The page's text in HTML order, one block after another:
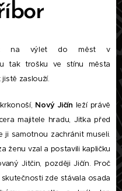
na výlet do měst v
tak trošku ve stínu města
zaslouží.
Nový Jičín leží právě
majitele hradu, Jitka před
ji samotnou zachránit museli.
ženu vzal a postavili kapličku
Jitčin, později Jičín. Proč
zde stávala osada